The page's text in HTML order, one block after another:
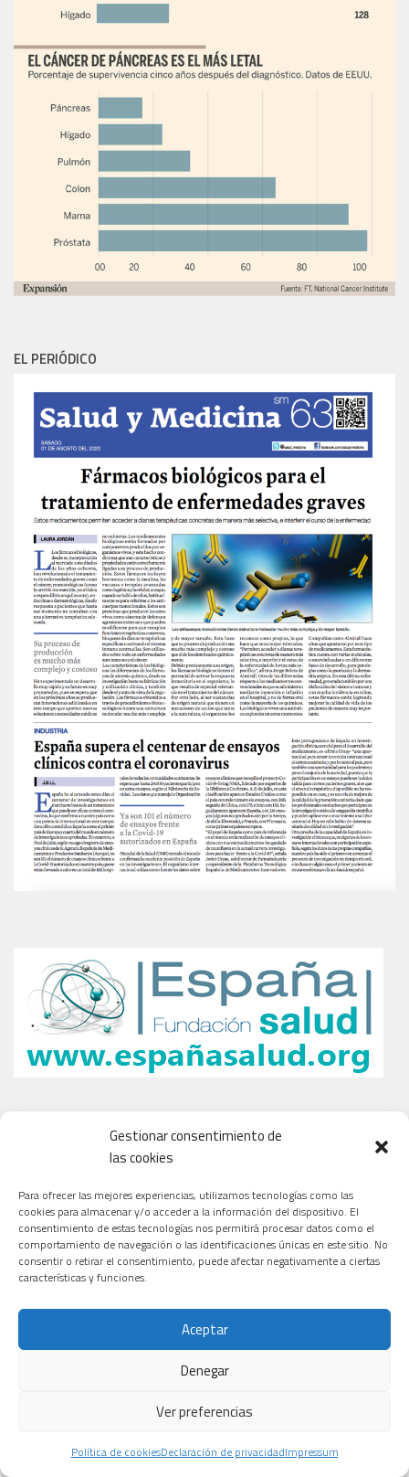
Gestionar consentimiento de
las cookies
Para ofrecer las mejores experiencias, utilizamos tecnologías como las
cookies para almacenar y/o acceder a la información del dispositivo. El
consentimiento de estas tecnologías nos permitirá procesar datos como el
comportamiento de navegación o las identificaciones únicas en este sitio. No
consentir o retirar el consentimiento, puede afectar negativamente a ciertas
características y funciones.
Aceptar
Denegar
Ver preferencias
Política de cookiesDeclaración de privacidadImpressum
EL PERIÓDICO